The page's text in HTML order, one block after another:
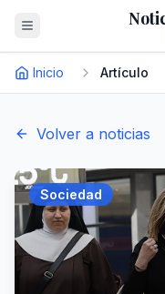
Inicio Artículo
Volver a noticias
Sociedad